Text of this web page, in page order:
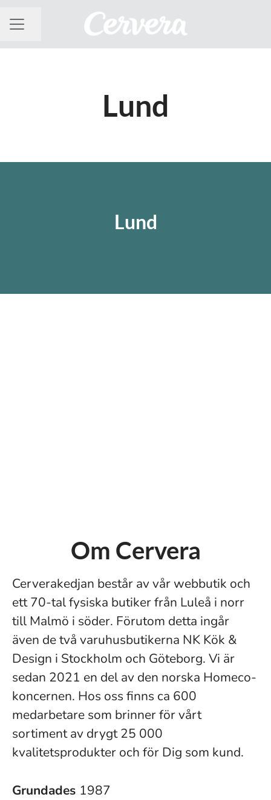
KARRIÄRMENY
Dela sidan
Lund
Lund
Om Cervera
Cerverakedjan består av vår webbutik och
ett 70-tal fysiska butiker från Luleå i norr
till Malmö i söder. Förutom detta ingår
även de två varuhusbutikerna NK Kök &
Design i Stockholm och Göteborg. Vi är
sedan 2021 en del av den norska Homeco-
koncernen. Hos oss finns ca 600
medarbetare som brinner för vårt
sortiment av drygt 25 000
kvalitetsprodukter och för Dig som kund.
Grundades 1987